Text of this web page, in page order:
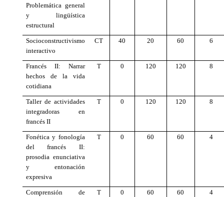
Problemática general
y lingüística
estructural
Socioconstructivismo
interactivo
CT 40 20 60 6
Francés II: Narrar
hechos de la vida
cotidiana
T 0 120 120 8
Taller de actividades
integradoras en
francés II
T 0 120 120 8
Fonética y fonología
del francés II:
prosodia enunciativa
y entonación
expresiva
T 0 60 60 4
Comprensión de
T 0 60 60 4